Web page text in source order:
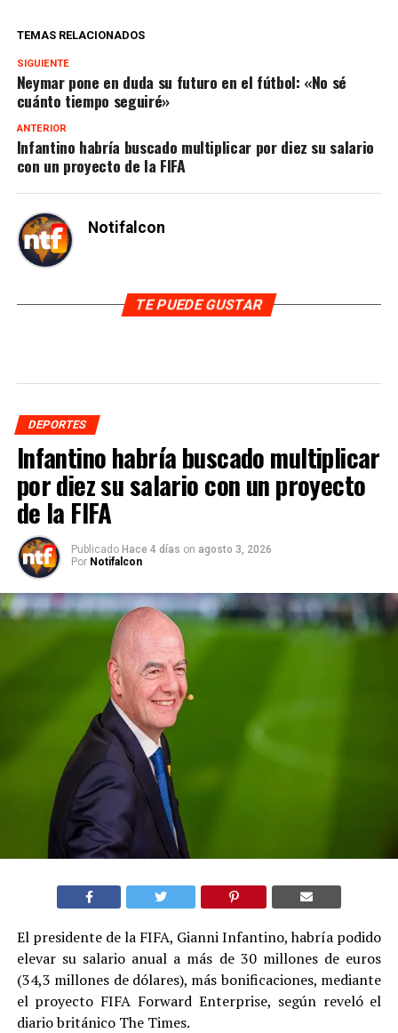
TEMAS RELACIONADOS
SIGUIENTE
Neymar pone en duda su futuro en el fútbol: «No sé
cuánto tiempo seguiré»
ANTERIOR
Infantino habría buscado multiplicar por diez su salario
con un proyecto de la FIFA
Notifalcon
TE PUEDE GUSTAR
DEPORTES
Infantino habría buscado multiplicar
por diez su salario con un proyecto
de la FIFA
Publicado Hace 4 días on agosto 3, 2026
Por Notifalcon
El presidente de la FIFA, Gianni Infantino, habría podido
elevar su salario anual a más de 30 millones de euros
(34,3 millones de dólares), más bonificaciones, mediante
el proyecto FIFA Forward Enterprise, según reveló el
diario británico The Times.